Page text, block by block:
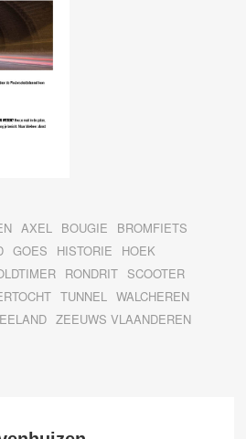
AXEL BOUGIE
BROMFIETS
GOES HISTORIE
HOEK
RONDRIT SCOOTER
TUNNEL
WALCHEREN
ZEEUWS VLAANDEREN